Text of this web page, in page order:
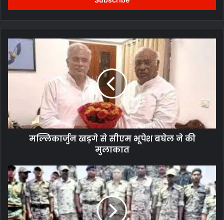
मल्लिकार्जुन
खड़गे
से
सीएम
की
मुलाकात
मल्लिकार्जुन खड़गे से सीएम भूपेश बघेल ने की
मुलाकात
महिला
को
जमीन
का
कब्जा